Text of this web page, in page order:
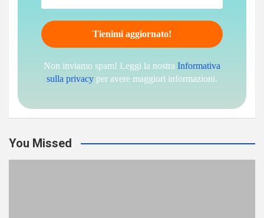
Non inviamo spam! Leggi la nostra Informativa
sulla privacy per avere maggiori informazioni.
You Missed